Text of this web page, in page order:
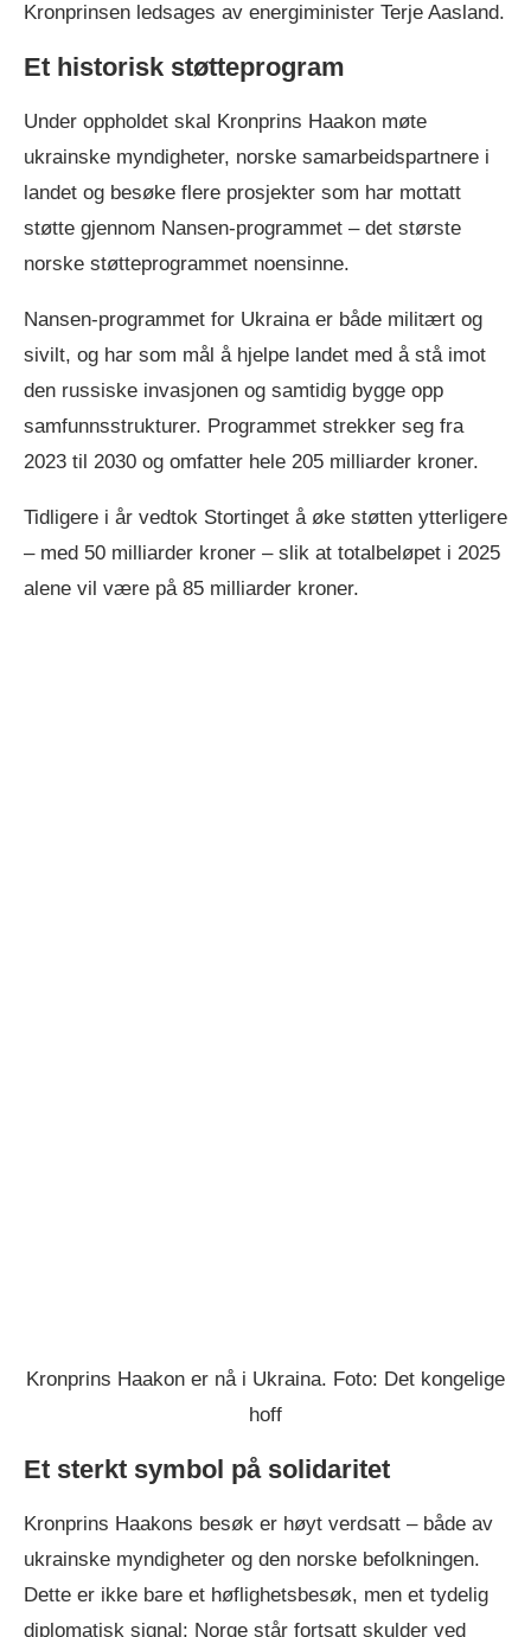
Kronprinsen ledsages av energiminister Terje Aasland.
Et historisk støtteprogram
Under oppholdet skal Kronprins Haakon møte
ukrainske myndigheter, norske samarbeidspartnere i
landet og besøke flere prosjekter som har mottatt
støtte gjennom Nansen-programmet – det største
norske støtteprogrammet noensinne.
Nansen-programmet for Ukraina er både militært og
sivilt, og har som mål å hjelpe landet med å stå imot
den russiske invasjonen og samtidig bygge opp
samfunnsstrukturer. Programmet strekker seg fra
2023 til 2030 og omfatter hele 205 milliarder kroner.
Tidligere i år vedtok Stortinget å øke støtten ytterligere
– med 50 milliarder kroner – slik at totalbeløpet i 2025
alene vil være på 85 milliarder kroner.
Kronprins Haakon er nå i Ukraina. Foto: Det kongelige
hoff
Et sterkt symbol på solidaritet
Kronprins Haakons besøk er høyt verdsatt – både av
ukrainske myndigheter og den norske befolkningen.
Dette er ikke bare et høflighetsbesøk, men et tydelig
diplomatisk signal: Norge står fortsatt skulder ved